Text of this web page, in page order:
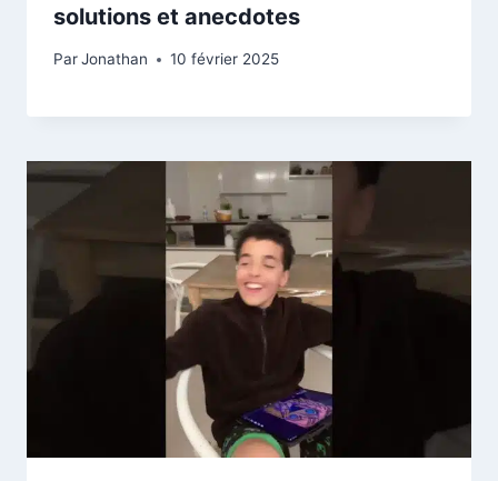
solutions et anecdotes
ParJonathan 10 février 2025